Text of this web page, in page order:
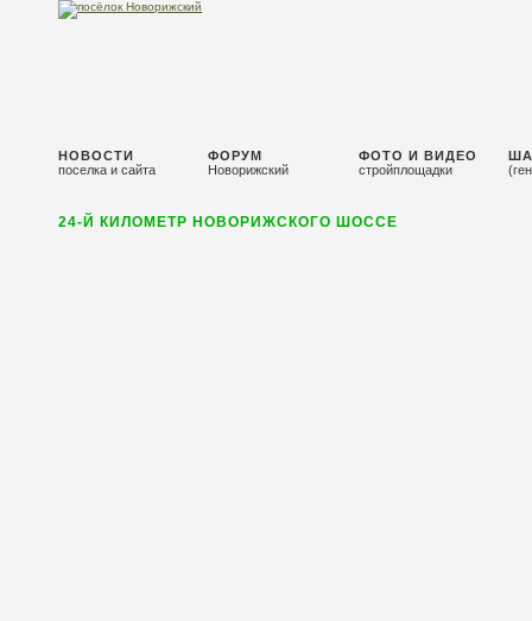
НОВОСТИ
поселка и сайта
ФОРУМ
Новорижский
ФОТО И ВИДЕО
стройплощадки
24-Й КИЛОМЕТР НОВОРИЖСКОГО ШОССЕ